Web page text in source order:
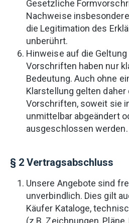
Gesetzliche
Nachweise
die Legitimation des
unberührt.
Hinweise auf die
Vorschriften haben nur
Bedeutung. Auch ohne
Klarstellung gelten
Vorschriften, soweit sie
unmittelbar abgeändert
ausgeschlossen werden.
§ 2 Vertragsabschluss
Unsere Angebote sind
unverbindlich. Dies gilt
Käufer Kataloge,
(z.B. Zeichnungen,